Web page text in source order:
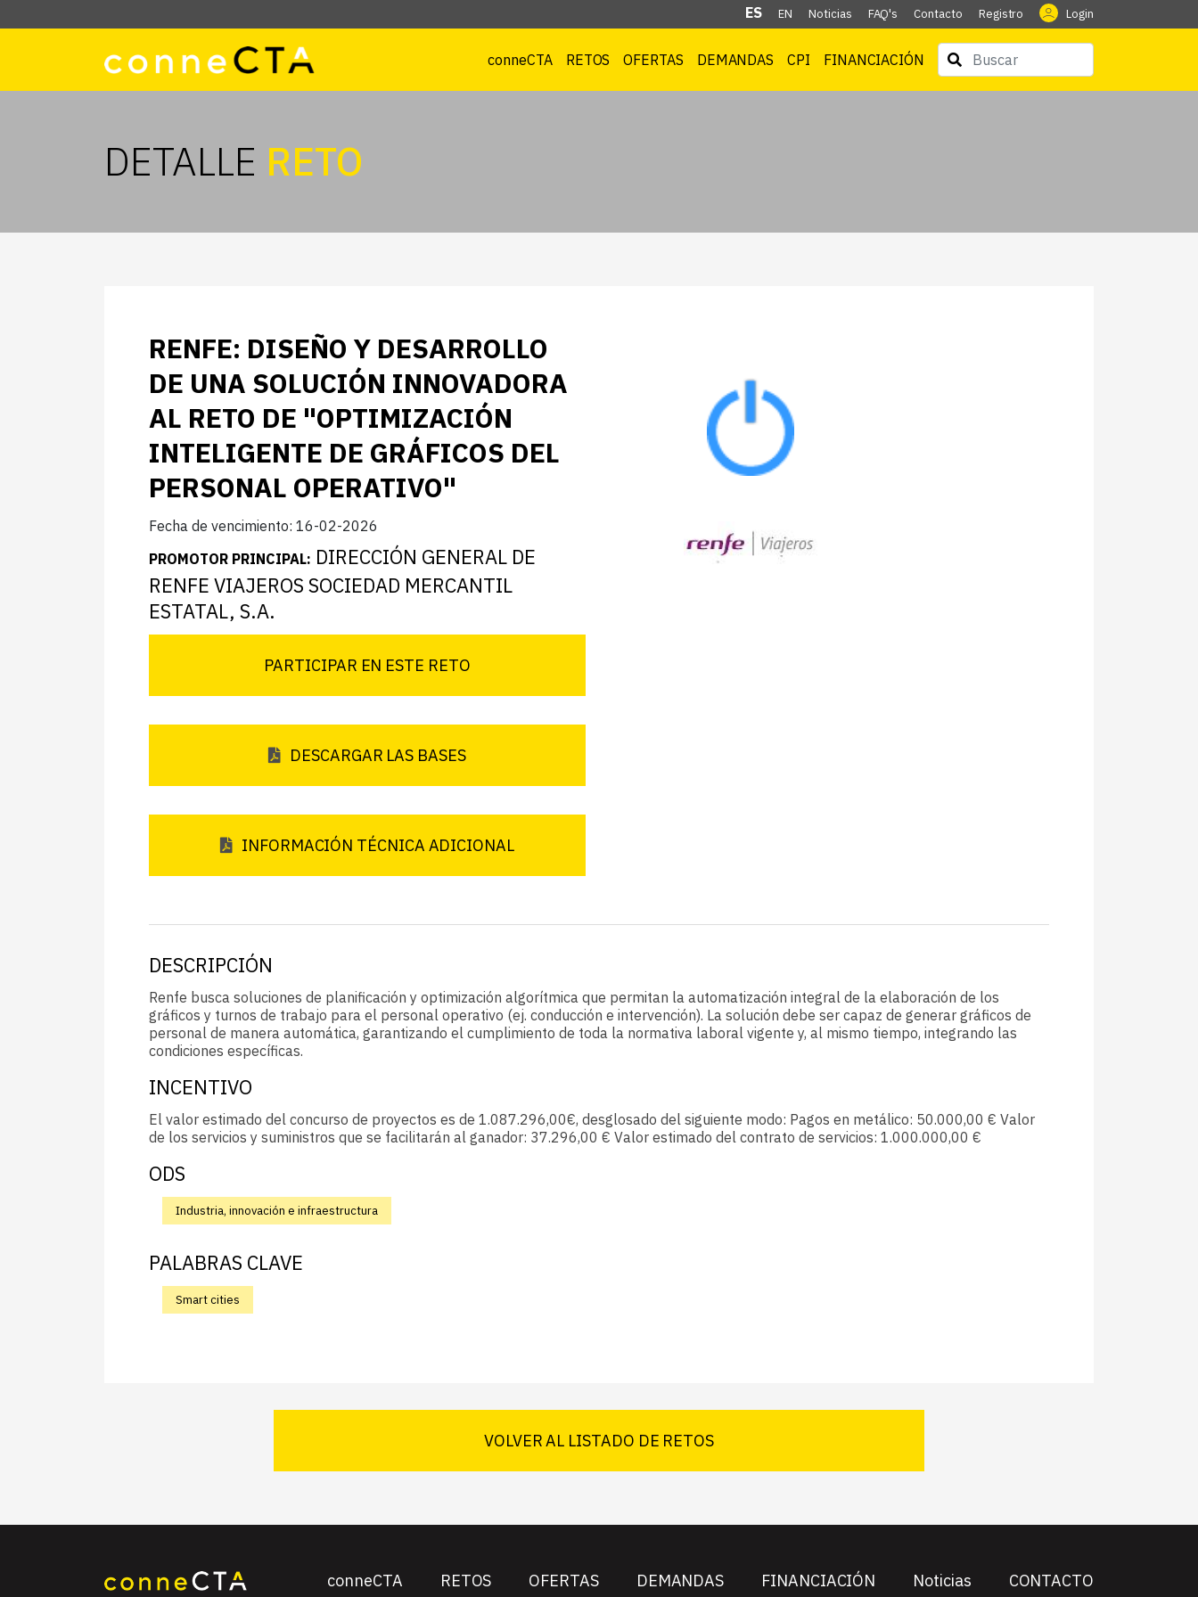
ES EN Noticias FAQ's Contacto Registro Login
conneCTA RETOS OFERTAS DEMANDAS CPI FINANCIACIÓN
DETALLE RETO
RENFE: DISEÑO Y DESARROLLO
DE UNA SOLUCIÓN INNOVADORA
AL RETO DE "OPTIMIZACIÓN
INTELIGENTE DE GRÁFICOS DEL
PERSONAL OPERATIVO"
Fecha de vencimiento: 16-02-2026
PROMOTOR PRINCIPAL: DIRECCIÓN GENERAL DE
RENFE VIAJEROS SOCIEDAD MERCANTIL
ESTATAL, S.A.
PARTICIPAR EN ESTE RETO
DESCARGAR LAS BASES
INFORMACIÓN TÉCNICA ADICIONAL
DESCRIPCIÓN
Renfe busca soluciones de planificación y optimización algorítmica que permitan la automatización integral de la elaboración de los
gráficos y turnos de trabajo para el personal operativo (ej. conducción e intervención). La solución debe ser capaz de generar gráficos de
personal de manera automática, garantizando el cumplimiento de toda la normativa laboral vigente y, al mismo tiempo, integrando las
condiciones específicas.
INCENTIVO
El valor estimado del concurso de proyectos es de 1.087.296,00€, desglosado del siguiente modo: Pagos en metálico: 50.000,00 € Valor
de los servicios y suministros que se facilitarán al ganador: 37.296,00 € Valor estimado del contrato de servicios: 1.000.000,00 €
ODS
Industria, innovación e infraestructura
PALABRAS CLAVE
Smart cities
VOLVER AL LISTADO DE RETOS
conneCTA RETOS OFERTAS DEMANDAS FINANCIACIÓN Noticias CONTACTO